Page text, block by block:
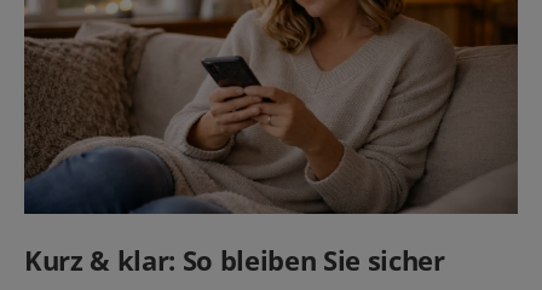
Kurz & klar: So bleiben Sie sicher